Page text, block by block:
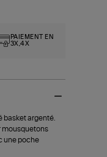
PAIEMENT EN
3X,4X
basket argenté.
mousquetons
une poche